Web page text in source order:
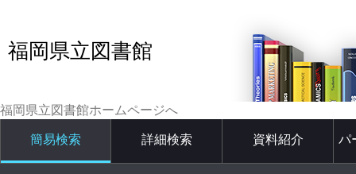
福岡県立図書館
福岡県立図書館ホームページへ
簡易検索 詳細検索 資料紹介 パ